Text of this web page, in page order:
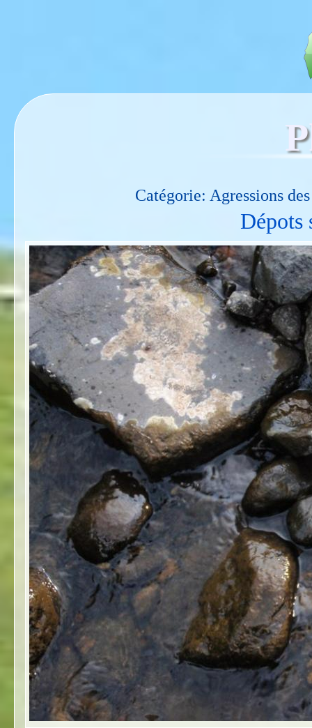
Catégorie: Agressions
Dépots